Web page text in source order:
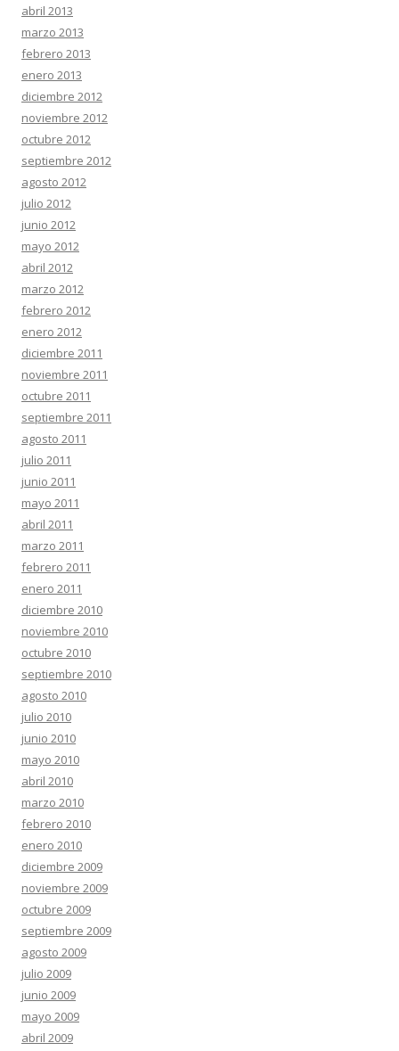
abril 2013
marzo 2013
febrero 2013
enero 2013
diciembre 2012
noviembre 2012
octubre 2012
septiembre 2012
agosto 2012
julio 2012
junio 2012
mayo 2012
abril 2012
marzo 2012
febrero 2012
enero 2012
diciembre 2011
noviembre 2011
octubre 2011
septiembre 2011
agosto 2011
julio 2011
junio 2011
mayo 2011
abril 2011
marzo 2011
febrero 2011
enero 2011
diciembre 2010
noviembre 2010
octubre 2010
septiembre 2010
agosto 2010
julio 2010
junio 2010
mayo 2010
abril 2010
marzo 2010
febrero 2010
enero 2010
diciembre 2009
noviembre 2009
octubre 2009
septiembre 2009
agosto 2009
julio 2009
junio 2009
mayo 2009
abril 2009